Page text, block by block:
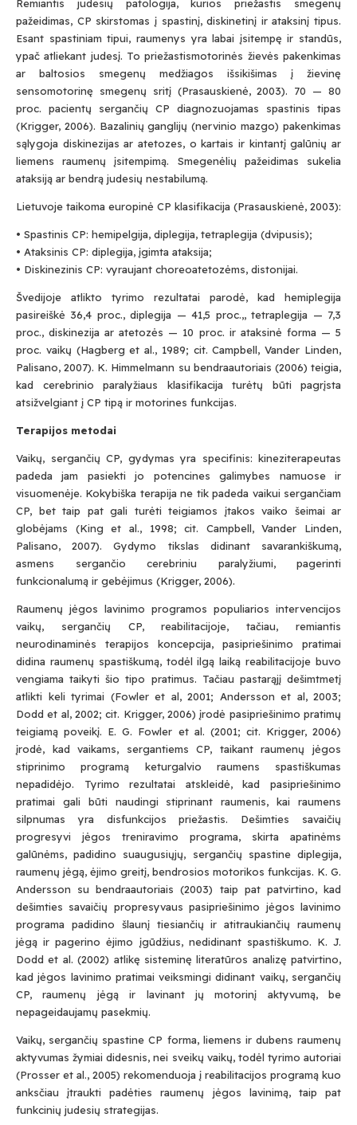
Remiantis judesių patologija, kurios priežastis smegenų
pažeidimas, CP skirstomas į spastinį, diskinetinį ir ataksinį tipus.
Esant spastiniam tipui, raumenys yra labai įsitempę ir standūs,
ypač atliekant judesį. To priežastismotorinės žievės pakenkimas
ar baltosios smegenų medžiagos išsikišimas į žievinę
sensomotorinę smegenų sritį (Prasauskienė, 2003). 70 — 80
proc. pacientų sergančių CP diagnozuojamas spastinis tipas
(Krigger, 2006). Bazalinių ganglijų (nervinio mazgo) pakenkimas
sąlygoja diskinezijas ar atetozes, o kartais ir kintantį galūnių ar
liemens raumenų įsitempimą. Smegenėlių pažeidimas sukelia
ataksiją ar bendrą judesių nestabilumą.
Lietuvoje taikoma europinė CP klasifikacija (Prasauskienė, 2003):
• Spastinis CP: hemipelgija, diplegija, tetraplegija (dvipusis);
• Ataksinis CP: diplegija, įgimta ataksija;
• Diskinezinis CP: vyraujant choreoatetozėms, distonijai.
Švedijoje atlikto tyrimo rezultatai parodė, kad hemiplegija
pasireiškė 36,4 proc., diplegija — 41,5 proc.,, tetraplegija — 7,3
proc., diskinezija ar atetozės — 10 proc. ir ataksinė forma — 5
proc. vaikų (Hagberg et al., 1989; cit. Campbell, Vander Linden,
Palisano, 2007). K. Himmelmann su bendraautoriais (2006) teigia,
kad cerebrinio paralyžiaus klasifikacija turėtų būti pagrįsta
atsižvelgiant į CP tipą ir motorines funkcijas.
Terapijos metodai
Vaikų, sergančių CP, gydymas yra specifinis: kineziterapeutas
padeda jam pasiekti jo potencines galimybes namuose ir
visuomenėje. Kokybiška terapija ne tik padeda vaikui sergančiam
CP, bet taip pat gali turėti teigiamos įtakos vaiko šeimai ar
globėjams (King et al., 1998; cit. Campbell, Vander Linden,
Palisano, 2007). Gydymo tikslas didinant savarankiškumą,
asmens sergančio cerebriniu paralyžiumi, pagerinti
funkcionalumą ir gebėjimus (Krigger, 2006).
Raumenų jėgos lavinimo programos populiarios intervencijos
vaikų, sergančių CP, reabilitacijoje, tačiau, remiantis
neurodinaminės terapijos koncepcija, pasipriešinimo pratimai
didina raumenų spastiškumą, todėl ilgą laiką reabilitacijoje buvo
vengiama taikyti šio tipo pratimus. Tačiau pastarąjį dešimtmetį
atlikti keli tyrimai (Fowler et al, 2001; Andersson et al, 2003;
Dodd et al, 2002; cit. Krigger, 2006) įrodė pasipriešinimo pratimų
teigiamą poveikį. E. G. Fowler et al. (2001; cit. Krigger, 2006)
įrodė, kad vaikams, sergantiems CP, taikant raumenų jėgos
stiprinimo programą keturgalvio raumens spastiškumas
nepadidėjo. Tyrimo rezultatai atskleidė, kad pasipriešinimo
pratimai gali būti naudingi stiprinant raumenis, kai raumens
silpnumas yra disfunkcijos priežastis. Dešimties savaičių
progresyvi jėgos treniravimo programa, skirta apatinėms
galūnėms, padidino suaugusiųjų, sergančių spastine diplegija,
raumenų jėgą, ėjimo greitį, bendrosios motorikos funkcijas. K. G.
Andersson su bendraautoriais (2003) taip pat patvirtino, kad
dešimties savaičių propresyvaus pasipriešinimo jėgos lavinimo
programa padidino šlaunį tiesiančių ir atitraukiančių raumenų
jėgą ir pagerino ėjimo įgūdžius, nedidinant spastiškumo. K. J.
Dodd et al. (2002) atlikę sisteminę literatūros analizę patvirtino,
kad jėgos lavinimo pratimai veiksmingi didinant vaikų, sergančių
CP, raumenų jėgą ir lavinant jų motorinį aktyvumą, be
nepageidaujamų pasekmių.
Vaikų, sergančių spastine CP forma, liemens ir dubens raumenų
aktyvumas žymiai didesnis, nei sveikų vaikų, todėl tyrimo autoriai
(Prosser et al., 2005) rekomenduoja į reabilitacijos programą kuo
anksčiau įtraukti padėties raumenų jėgos lavinimą, taip pat
funkcinių judesių strategijas.